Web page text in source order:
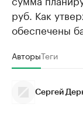
руб. Как
обеспечены
АвторыТеги
Сергей